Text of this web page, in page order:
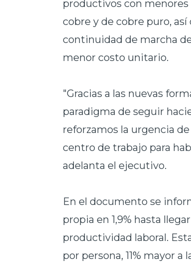
productivos con
cobre y de cobre puro,
continuidad de marcha
menor costo unitario.
"Gracias a las nuevas
paradigma de seguir
reforzamos la urgencia
centro de trabajo para
adelanta el ejecutivo.
En el documento se
propia en 1,9% hasta
productividad laboral.
por persona, 11% mayor a